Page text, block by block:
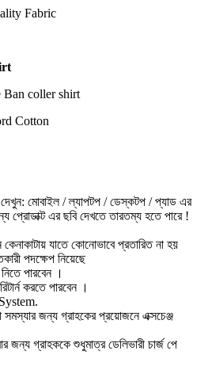
Fabric
Ban coller shirt
Cotton
মোবাইল / ল্যাপটপ / ডেস্কটপ / প্যাড এর
এর ছবি দেখতে তারতম্য হতে পারে !
যাতে কোনোভাবে প্রতারিত না হয়
পদক্ষেপ নিয়েছে
পারবেন ।
করতে পারবেন ।
জন্য গ্রাহকের প্রয়োজনে এক্সচেঞ্জ
জন্য গ্রাহককে শুধুমাত্র ডেলিভারী চার্জ পে